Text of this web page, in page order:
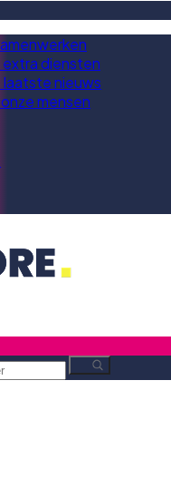
extra diensten
laatste nieuws
mensen